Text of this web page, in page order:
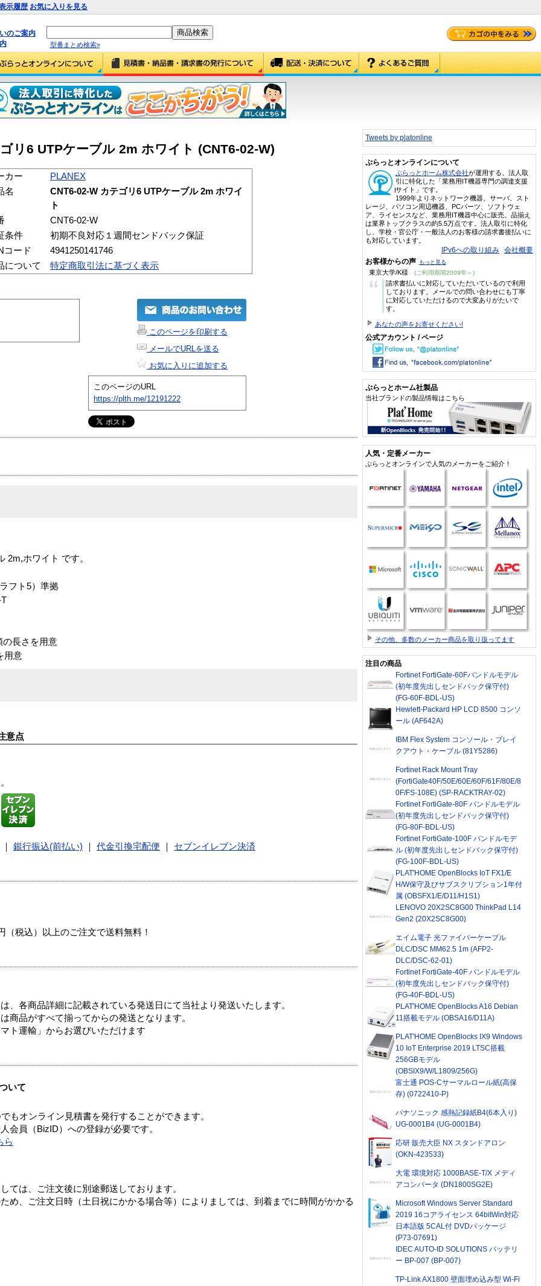
示履歴 お気に入りを見る
のご案内
型番まとめ検索»
リ6 UTPケーブル 2m ホワイト (CNT6-02-W)
カー
PLANEX
名
CNT6-02-W カテゴリ6 UTPケーブル 2m ホワイ
ト
CNT6-02-W
条件
初期不良対応１週間センドバック保証
コード
4941250141746
について
特定商取引法に基づく表示
このページを印刷する
メールでURLを送る
お気に入りに追加する
このページのURL
https://plth.me/12191222
2m,ホワイト です。
フト5）準拠
の長さを用意
用意
意点
銀行振込(前払い) 代金引換宅配便
セブンイレブン決済
税込）以上のご注文で送料無料！
、各商品詳細に記載されている発送日にて当社より発送いたします。
商品がすべて揃ってからの発送となります。
ト運輸」からお選びいただけます
いて
もオンライン見積書を発行することができます。
会員（BizID）への登録が必要です。
ら
ては、ご注文後に別途郵送しております。
め、ご注文日時（土日祝にかかる場合等）によりましては、到着までに時間がかかる
Tweets by platonline
ぷらっとオンラインについて
ぷらっとホーム株式会社が運用する、法人取
引に特化した「業務用IT機器専門の調達支援
サイト」です。
1999年よりネットワーク機器、サーバ、スト
レージ、パソコン周辺機器、PCパーツ、ソフトウェ
ア、ライセンスなど、業務用IT機器中心に販売。品揃え
は業界トップクラスの約5.5万点です。法人取引に特化
し、学校・官公庁・一般法人のお客様の請求書後払いに
も対応しています。
IPv6への取り組み 会社概要
お客様からの声 もっと見る
東京大学/K様 (ご利用期間2009年～)
“
請求書払いに対応していただいているので利用
しております。メールでの問い合わせにも丁寧
に対応していただけるので大変ありがたいで
す。
あなたの声をお寄せください!
公式アカウント / ページ
ぷらっとホーム社製品
当社ブランドの製品情報はこちら
人気・定番メーカー
ぷらっとオンラインで人気のメーカーをご紹介！
その他、多数のメーカー商品を取り扱ってます
注目の商品
Fortinet FortiGate-60Fバンドルモデル
(初年度先出しセンドバック保守付)
(FG-60F-BDL-US)
Hewlett-Packard HP LCD 8500 コンソ
ール (AF642A)
IBM Flex System コンソール・ブレイ
クアウト・ケーブル (81Y5286)
Fortinet Rack Mount Tray
(FortiGate40F/50E/60E/60F/61F/80E/8
0F/FS-108E) (SP-RACKTRAY-02)
Fortinet FortiGate-80F バンドルモデル
(初年度先出しセンドバック保守付)
(FG-80F-BDL-US)
Fortinet FortiGate-100F バンドルモデ
ル (初年度先出しセンドバック保守付)
(FG-100F-BDL-US)
PLAT'HOME OpenBlocks IoT FX1/E
H/W保守及びサブスクリプション1年付
属 (OBSFX1/E/D11/H1S1)
LENOVO 20X2SC8G00 ThinkPad L14
Gen2 (20X2SC8G00)
エイム電子 光ファイバーケーブル
DLC/DSC MM62.5 1m (AFP2-
DLC/DSC-62-01)
Fortinet FortiGate-40F バンドルモデル
(初年度先出しセンドバック保守付)
(FG-40F-BDL-US)
PLAT'HOME OpenBlocks A16 Debian
11搭載モデル (OBSA16/D11A)
PLAT'HOME OpenBlocks IX9 Windows
10 IoT Enterprise 2019 LTSC搭載
256GBモデル
(OBSIX9/W/L1809/256G)
富士通 POS-Cサーマルロール紙(高保
存) (0722410-P)
パナソニック 感熱記録紙B4(6本入り)
UG-0001B4 (UG-0001B4)
応研 販売大臣 NX スタンドアロン
(OKN-423533)
大電 環境対応 1000BASE-T/X メディ
アコンバータ (DN1800SG2E)
Microsoft Windows Server Standard
2019 16コアライセンス 64bitWin対応
日本語版 5CAL付 DVDパッケージ
(P73-07691)
IDEC AUTO-ID SOLUTIONS バッテリ
ー BP-007 (BP-007)
TP-Link AX1800 壁面埋め込み型 Wi-Fi